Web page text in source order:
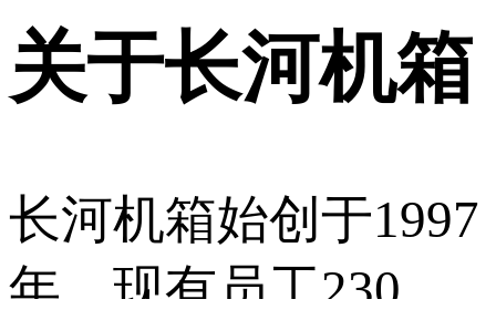
关于长河机箱
长河机箱始创于1997
年，现有员工230